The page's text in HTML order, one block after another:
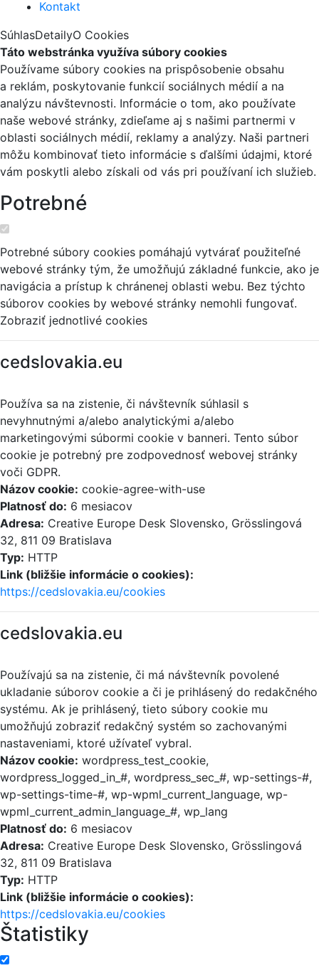
Kontakt
SúhlasDetailyO Cookies
Táto webstránka využíva súbory cookies
Používame súbory cookies na prispôsobenie obsahu
a reklám, poskytovanie funkcií sociálnych médií a na
analýzu návštevnosti. Informácie o tom, ako používate
naše webové stránky, zdieľame aj s našimi partnermi v
oblasti sociálnych médií, reklamy a analýzy. Naši partneri
môžu kombinovať tieto informácie s ďalšími údajmi, ktoré
vám poskytli alebo získali od vás pri používaní ich služieb.
Potrebné
Potrebné súbory cookies pomáhajú vytvárať použiteľné
webové stránky tým, že umožňujú základné funkcie, ako je
navigácia a prístup k chránenej oblasti webu. Bez týchto
súborov cookies by webové stránky nemohli fungovať.
Zobraziť jednotlivé cookies
cedslovakia.eu
Používa sa na zistenie, či návštevník súhlasil s
nevyhnutnými a/alebo analytickými a/alebo
marketingovými súbormi cookie v banneri. Tento súbor
cookie je potrebný pre zodpovednosť webovej stránky
voči GDPR.
Názov cookie: cookie-agree-with-use
Platnosť do: 6 mesiacov
Adresa: Creative Europe Desk Slovensko, Grösslingová
32, 811 09 Bratislava
Typ: HTTP
Link (bližšie informácie o cookies):
https://cedslovakia.eu/cookies
cedslovakia.eu
Používajú sa na zistenie, či má návštevník povolené
ukladanie súborov cookie a či je prihlásený do redakčného
systému. Ak je prihlásený, tieto súbory cookie mu
umožňujú zobraziť redakčný systém so zachovanými
nastaveniami, ktoré užívateľ vybral.
Názov cookie: wordpress_test_cookie,
wordpress_logged_in_#, wordpress_sec_#, wp-settings-#,
wp-settings-time-#, wp-wpml_current_language, wp-
wpml_current_admin_language_#, wp_lang
Platnosť do: 6 mesiacov
Adresa: Creative Europe Desk Slovensko, Grösslingová
32, 811 09 Bratislava
Typ: HTTP
Link (bližšie informácie o cookies):
https://cedslovakia.eu/cookies
Štatistiky